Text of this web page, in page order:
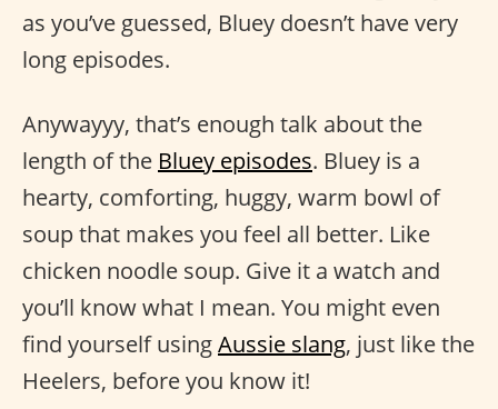
as you’ve guessed, Bluey doesn’t have very
long episodes.
Anywayyy, that’s enough talk about the
length of the Bluey episodes. Bluey is a
hearty, comforting, huggy, warm bowl of
soup that makes you feel all better. Like
chicken noodle soup. Give it a watch and
you’ll know what I mean. You might even
find yourself usingAussie slang, just like the
Heelers, before you know it!